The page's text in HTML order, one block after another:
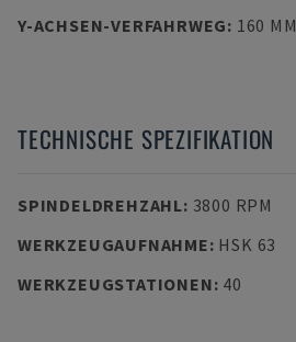
Y-ACHSEN-VERFAHRWEG: 160 MM
TECHNISCHE SPEZIFIKATION
SPINDELDREHZAHL: 3800 RPM
WERKZEUGAUFNAHME: HSK 63
WERKZEUGSTATIONEN: 40